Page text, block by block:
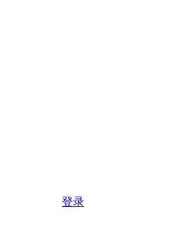
登录